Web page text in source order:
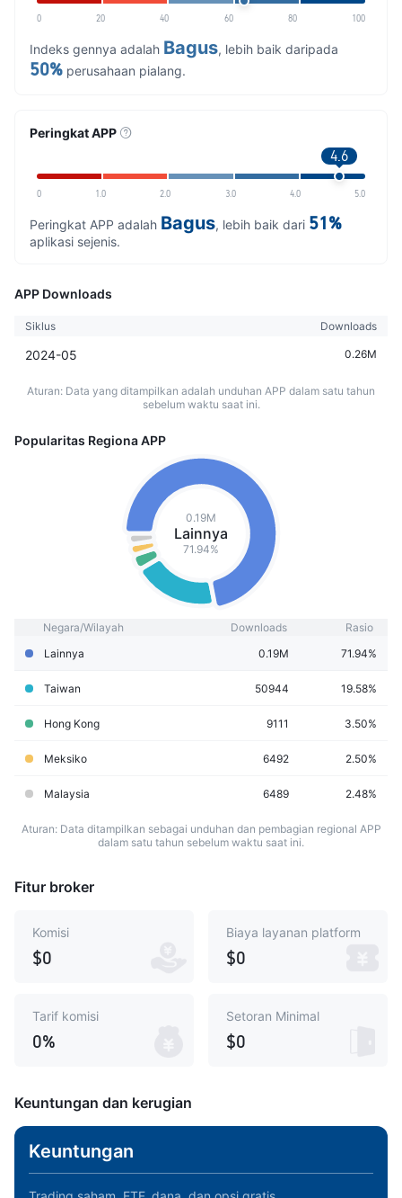
0 20 40 60 80 100
Indeks gennya adalah Bagus, lebih baik daripada
50% perusahaan pialang.
Peringkat APP
4.6
0 1.0 2.0 3.0 4.0 5.0
Peringkat APP adalah Bagus, lebih baik dari 51%
aplikasi sejenis.
APP Downloads
Siklus Downloads
2024-05 0.26M
Aturan: Data yang ditampilkan adalah unduhan APP dalam satu tahun
sebelum waktu saat ini.
Popularitas Regiona APP
0.19M
Lainnya
71.94%
Negara/Wilayah Downloads
Rasio
Lainnya
0.19M 71.94%
Taiwan 50944 19.58%
Hong Kong 9111 3.50%
Meksiko 6492 2.50%
Malaysia 6489 2.48%
Aturan: Data ditampilkan sebagai unduhan dan pembagian regional APP
dalam satu tahun sebelum waktu saat ini.
Fitur broker
Komisi
$0
Biaya layanan platform
$0
Tarif komisi
0%
Setoran Minimal
$0
Keuntungan dan kerugian
Keuntungan